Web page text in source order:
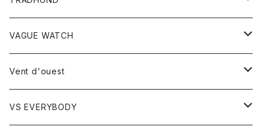
カットソー
セーター
ベスト
VAGUE WATCH
時計
Vent d'ouest
ボトム
VS EVERYBODY